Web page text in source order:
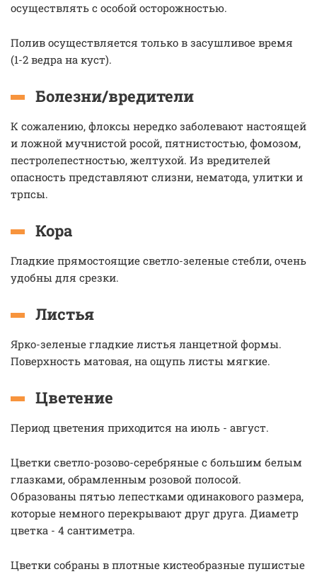
осуществлять с особой осторожностью.
Полив осуществляется только в засушливое время
(1-2 ведра на куст).
Болезни/вредители
К сожалению, флоксы нередко заболевают настоящей
и ложной мучнистой росой, пятнистостью, фомозом,
пестролепестностью, желтухой. Из вредителей
опасность представляют слизни, нематода, улитки и
трпсы.
Кора
Гладкие прямостоящие светло-зеленые стебли, очень
удобны для срезки.
Листья
Ярко-зеленые гладкие листья ланцетной формы.
Поверхность матовая, на ощупь листы мягкие.
Цветение
Период цветения приходится на июль - август.
Цветки светло-розово-серебряные с большим белым
глазками, обрамленным розовой полосой.
Образованы пятью лепестками одинакового размера,
которые немного перекрывают друг друга. Диаметр
цветка - 4 сантиметра.
Цветки собраны в плотные кистеобразные пушистые